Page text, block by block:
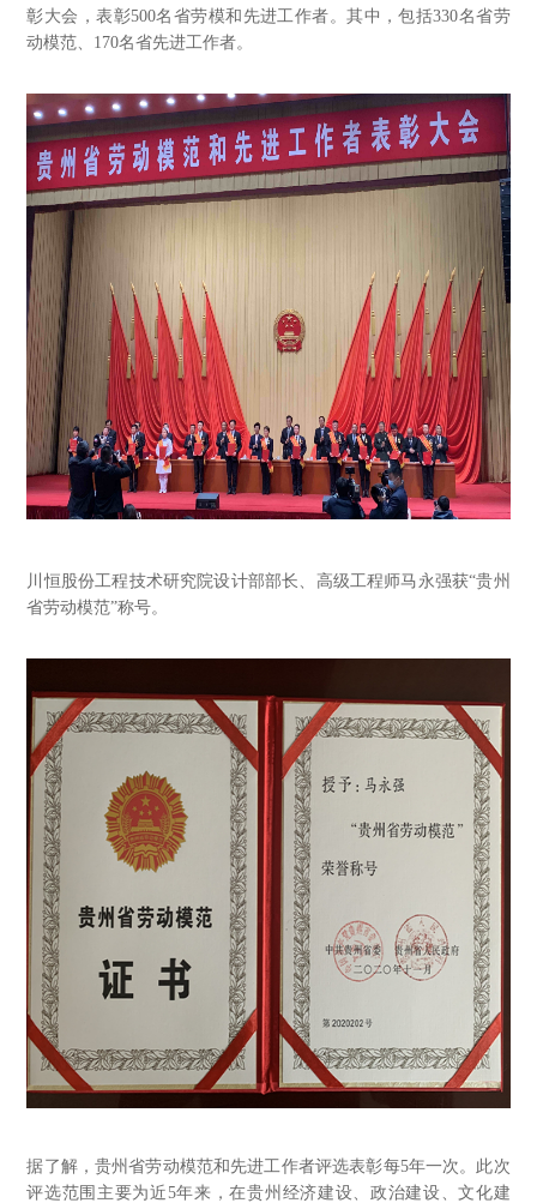
彰大会，表彰500名省劳模和先进工作者。其中，包括330名省劳
动模范、170名省先进工作者。
川恒股份工程技术研究院设计部部长、高级工程师马永强获“贵州
省劳动模范”称号。
据了解，贵州省劳动模范和先进工作者评选表彰每5年一次。此次
评选范围主要为近5年来，在贵州经济建设、政治建设、文化建